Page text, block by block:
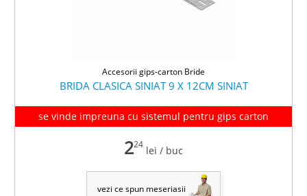
Accesorii gips-carton Bride
BRIDA CLASICA SINIAT 9 X 12CM SINIAT
se vinde impreuna cu sistemul pentru gips carton
224 lei / buc
vezi ce spun meseriasii